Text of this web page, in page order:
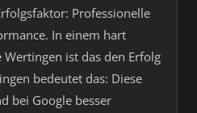
Professionelle
In einem hart
ist das den Erfolg
bedeutet das: Diese
bei Google besser